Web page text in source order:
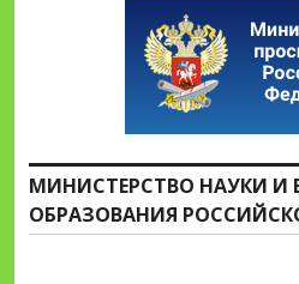
МИНИСТЕРСТВО НАУКИ И
ОБРАЗОВАНИЯ